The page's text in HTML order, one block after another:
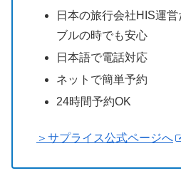
日本の旅行会社HIS運
ブルの時でも安心
日本語で電話対応
ネットで簡単予約
24時間予約OK
＞サプライス公式ページへ